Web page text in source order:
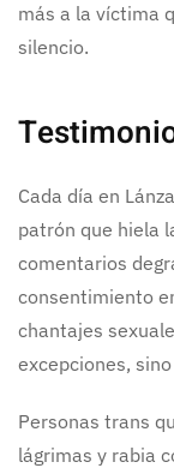
más a la víctima
silencio.
Cada día en
patrón que hiela
comentarios
consentimiento
chantajes
excepciones,
Personas trans
lágrimas y rabia